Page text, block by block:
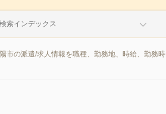
索インデックス
市の派遣/求人情報を職種、勤務地、時給、勤務時